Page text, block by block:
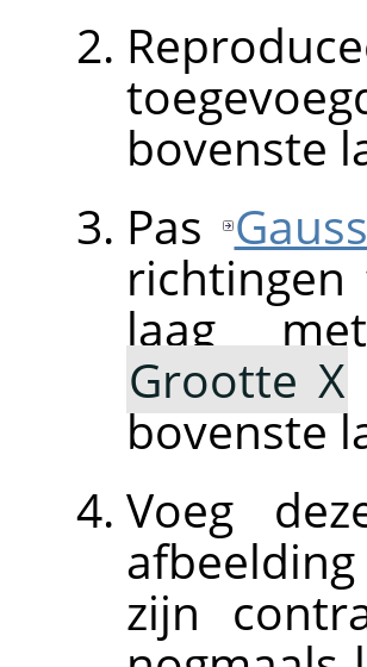
bovenste
Pas
laag
Grootte X
bovenste
Voeg
zijn